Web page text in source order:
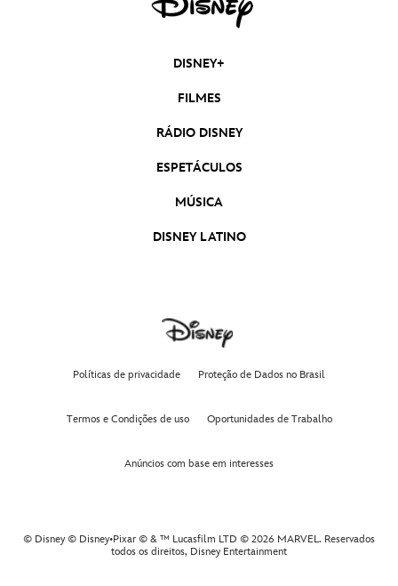
DISNEY+
FILMES
RÁDIO DISNEY
ESPETÁCULOS
MÚSICA
DISNEY LATINO
Políticas de privacidade Proteção de Dados no Brasil
Termos e Condições de uso Oportunidades de Trabalho
Anúncios com base em interesses
© Disney © Disney•Pixar © & ™ Lucasfilm LTD © 2026 MARVEL. Reservados
todos os direitos, Disney Entertainment